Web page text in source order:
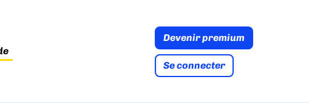
Devenir premium
Se connecter